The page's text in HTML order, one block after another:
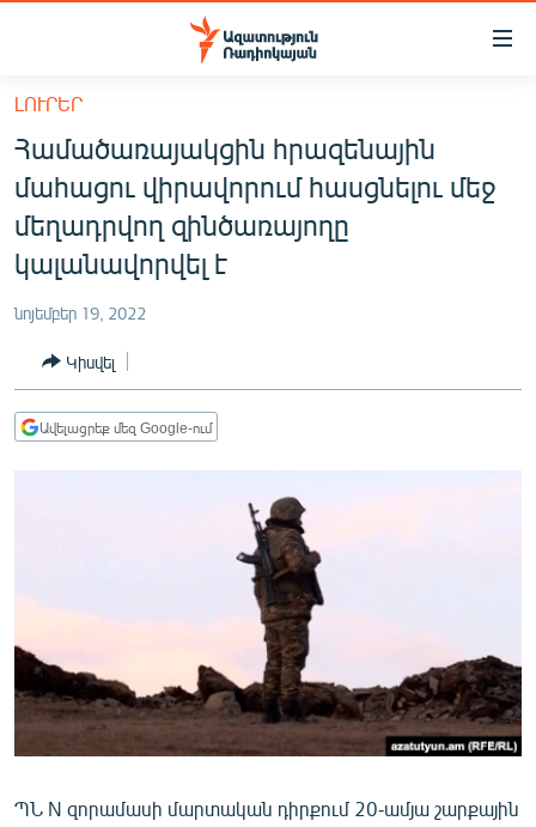
Մատչելիության
հիմնական
բովանդակությանը
Անցնել
հիմնական
մենյուին
Որոնում
ՔԱՂԱՔԱԿԱՆ
ԸՆՏՐՈՒԹՅՈՒՆՆԵՐ 2026
ՏՆՏԵՍՈՒԹՅՈՒՆ
ՂԱՐԱԲԱՂ
ՊԱՏԵՐԱԶՄԻ 6 ՇԱԲԱԹՆԵՐԸ
ՍՊՈՐՏ
ՄԵԿՆԱԲԱՆՈՒԹՅՈՒՆ
ՏՏ ԵՒ ԻՆՏԵՐՆԵՏ
ԱՐԽԻՎ
ԼՈՒՐԵՐ
Համածառայակցին հրազենային
մահացու վիրավորում հասցնելու մեջ
մեղադրվող զինծառայողը
կալանավորվել է
նոյեմբեր 19, 2022
Կիսվել
Ավելացրեք մեզ Google-ում
ՊՆ N զորամասի մարտական դիրքում 20-ամյա շարքային